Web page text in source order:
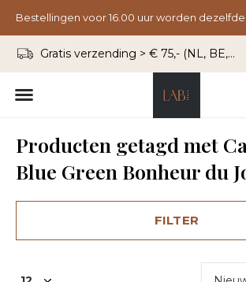
Gratis verzending > € 75,- (NL, BE, DU)
Producten getagd met
Blue Green Bonheur du
FILTER